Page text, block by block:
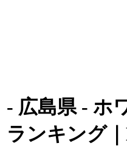
- 広島県 - ホ
ランキング